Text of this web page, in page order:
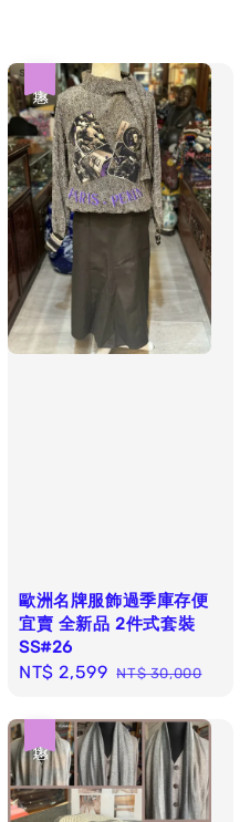
歐洲名牌服飾過季庫存便
宜賣 全新品 2件式套裝
SS#26
Sale
NT$ 2,599 Regular
NT$ 30,000